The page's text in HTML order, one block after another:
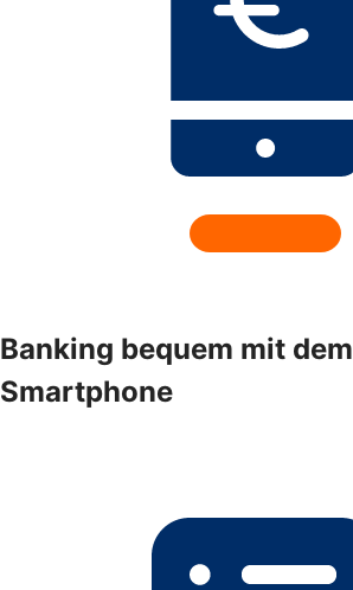
Banking bequem mit dem
Smartphone